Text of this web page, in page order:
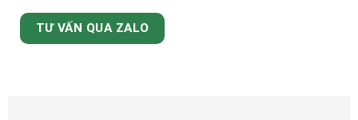
TƯ VẤN QUA ZALO